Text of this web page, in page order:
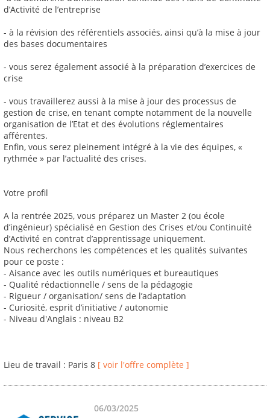
d’Activité de l’entreprise
- à la révision des référentiels associés, ainsi qu’à la mise à jour
des bases documentaires
- vous serez également associé à la préparation d’exercices de
crise
- vous travaillerez aussi à la mise à jour des processus de
gestion de crise, en tenant compte notamment de la nouvelle
organisation de l’Etat et des évolutions réglementaires
afférentes.
Enfin, vous serez pleinement intégré à la vie des équipes, «
rythmée » par l’actualité des crises.
Votre profil
A la rentrée 2025, vous préparez un Master 2 (ou école
d’ingénieur) spécialisé en Gestion des Crises et/ou Continuité
d’Activité en contrat d’apprentissage uniquement.
Nous recherchons les compétences et les qualités suivantes
pour ce poste :
- Aisance avec les outils numériques et bureautiques
- Qualité rédactionnelle / sens de la pédagogie
- Rigueur / organisation/ sens de l’adaptation
- Curiosité, esprit d’initiative / autonomie
- Niveau d'Anglais : niveau B2
Lieu de travail : Paris 8 [ voir l'offre complète ]
06/03/2025